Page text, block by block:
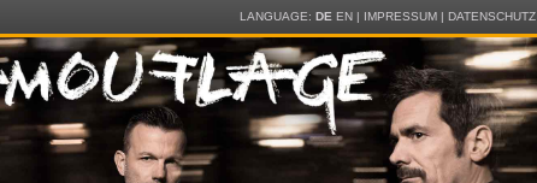
LANGUAGE: DE EN| IMPRESSUM| DATENSCHUTZ